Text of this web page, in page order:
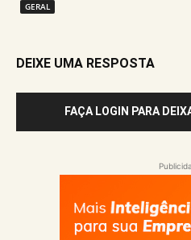
GERAL
DEIXE UMA RESPOSTA
FAÇA LOGIN PARA